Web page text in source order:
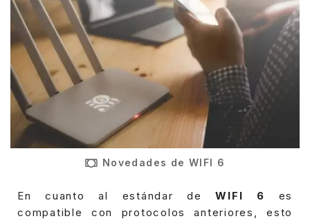
Novedades de WIFI 6
En cuanto al estándar deWIFI 6 es
compatible con protocolos anteriores, esto